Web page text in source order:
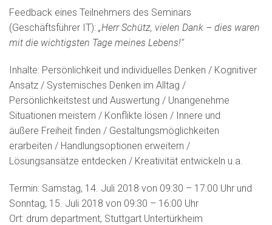
Feedback eines Teilnehmers des Seminars
(Geschäftsführer IT): „Herr Schütz, vielen Dank – dies waren
mit die wichtigsten Tage meines Lebens!“
Inhalte: Persönlichkeit und individuelles Denken / Kognitiver
Ansatz / Systemisches Denken im Alltag /
Persönlichkeitstest und Auswertung / Unangenehme
Situationen meistern / Konflikte lösen / Innere und
äußere Freiheit finden / Gestaltungsmöglichkeiten
erarbeiten / Handlungsoptionen erweitern /
Lösungsansätze entdecken / Kreativität entwickeln u.a.
Termin: Samstag, 14. Juli 2018 von 09:30 – 17:00 Uhr und
Sonntag, 15. Juli 2018 von 09:30 – 16:00 Uhr
Ort: drum department, Stuttgart Untertürkheim